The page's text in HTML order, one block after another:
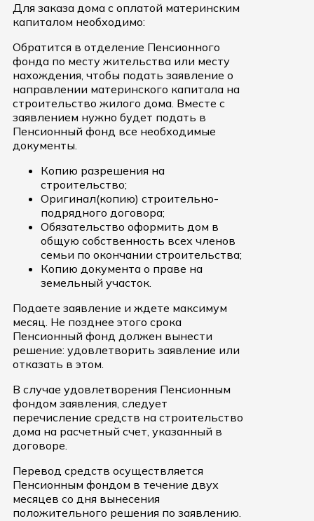
Для заказа дома с оплатой материнским
капиталом необходимо:
Обратится в отделение Пенсионного
фонда по месту жительства или месту
нахождения, чтобы подать заявление о
направлении материнского капитала на
строительство жилого дома. Вместе с
заявлением нужно будет подать в
Пенсионный фонд все необходимые
документы.
Копию разрешения на
строительство;
Оригинал(копию) строительно-
подрядного договора;
Обязательство оформить дом в
общую собственность всех членов
семьи по окончании строительства;
Копию документа о праве на
земельный участок.
Подаете заявление и ждете максимум
месяц. Не позднее этого срока
Пенсионный фонд должен вынести
решение: удовлетворить заявление или
отказать в этом.
В случае удовлетворения Пенсионным
фондом заявления, следует
перечисление средств на строительство
дома на расчетный счет, указанный в
договоре.
Перевод средств осуществляется
Пенсионным фондом в течение двух
месяцев со дня вынесения
положительного решения по заявлению.